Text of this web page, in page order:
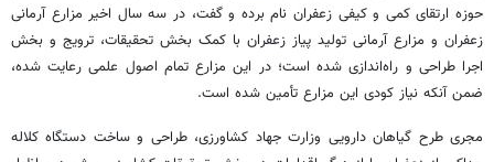
حوزه ارتقای کمی و کیفی زعفران نام برده و گفت، در سه سال اخیر مزارع آرمانی
زعفران و مزارع آرمانی تولید پیاز زعفران با کمک بخش تحقیقات، ترویج و بخش
اجرا طراحی و راه‌اندازی شده است؛ در این مزارع تمام اصول علمی رعایت شده،
ضمن آنکه نیاز کودی این مزارع تأمین شده است.
مجری طرح گیاهان دارویی وزارت جهاد کشاورزی، طراحی و ساخت دستگاه کلاله